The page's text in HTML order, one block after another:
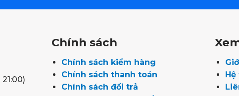
Chính sách
Chính sách kiểm hàng
Chính sách thanh toán
Chính sách đổi trả